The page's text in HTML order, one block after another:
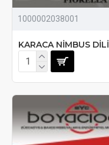
1000002038001
KARACA NİMBUS